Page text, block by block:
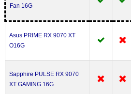
Fan 16G
Asus PRIME RX 9070 XT
O16G
Sapphire PULSE RX 9070
XT GAMING 16G